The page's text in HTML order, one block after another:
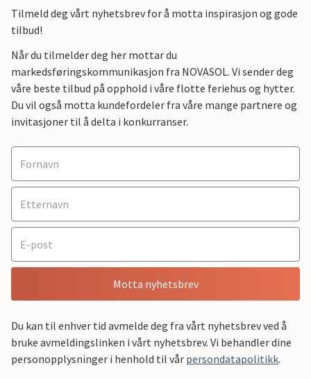
Tilmeld deg vårt nyhetsbrev for å motta inspirasjon og gode
tilbud!
Når du tilmelder deg her mottar du
markedsføringskommunikasjon fra NOVASOL. Vi sender deg
våre beste tilbud på opphold i våre flotte feriehus og hytter.
Du vil også motta kundefordeler fra våre mange partnere og
invitasjoner til å delta i konkurranser.
Motta nyhetsbrev
Du kan til enhver tid avmelde deg fra vårt nyhetsbrev ved å
bruke avmeldingslinken i vårt nyhetsbrev. Vi behandler dine
personopplysninger i henhold til vår persondatapolitikk.